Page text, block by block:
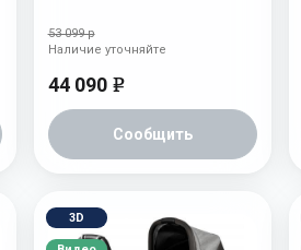
53 099 р
44 090 e
Сообщить
Наличие уточняйте
3D